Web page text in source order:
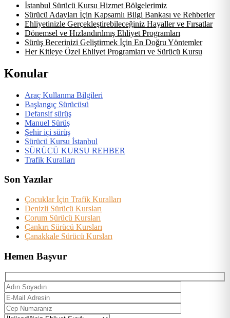
İstanbul Sürücü Kursu Hizmet Bölgelerimiz
Sürücü Adayları İçin Kapsamlı Bilgi Bankası ve Rehberler
Ehliyetinizle Gerçekleştirebileceğiniz Hayaller ve Fırsatlar
Dönemsel ve Hızlandırılmış Ehliyet Programları
Sürüş Becerinizi Geliştirmek İçin En Doğru Yöntemler
Her Kitleye Özel Ehliyet Programları ve Sürücü Kursu
Konular
Araç Kullanma Bilgileri
Başlangıç Sürücüsü
Defansif sürüş
Manuel Sürüş
Şehir içi sürüş
Sürücü Kursu İstanbul
SÜRÜCÜ KURSU REHBER
Trafik Kuralları
Son Yazılar
Çocuklar İçin Trafik Kuralları
Denizli Sürücü Kursları
Çorum Sürücü Kursları
Çankırı Sürücü Kursları
Çanakkale Sürücü Kursları
Hemen Başvur